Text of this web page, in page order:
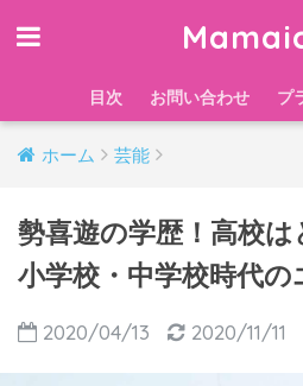
目次 お問い合わせ プ
ホーム 芸能
勢喜遊の学歴！高校
小学校・中学校時代の
2020/04/13 2020/11/11